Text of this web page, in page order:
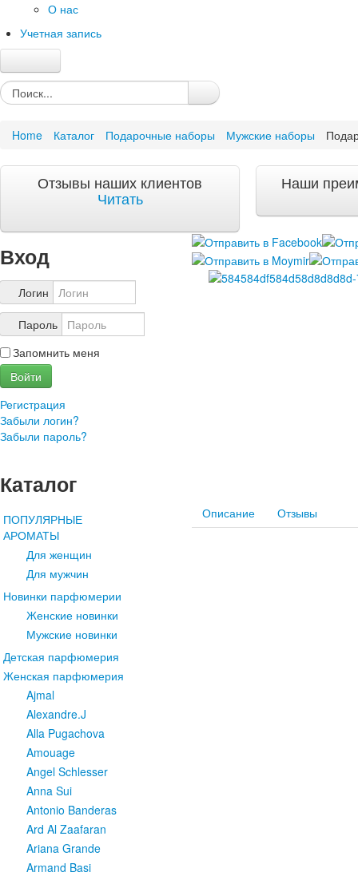
О нас
Учетная запись
Главная
Каталог
Акции и скидки
Доставка и оплата
Доставка и оплата по Москве
ЧаВо
Ответы на часто задаваемые вопросы
О компании
О нас
Учетная запись
Home Каталог Подарочные наборы Мужские наборы
Отзывы наших клиентов
Читать
Наши
Вход
Логин
Пароль
Запомнить меня
Войти
Регистрация
Забыли логин?
Забыли пароль?
Каталог
ПОПУЛЯРНЫЕ
АРОМАТЫ
Для женщин
Для мужчин
Новинки парфюмерии
Женские новинки
Мужские новинки
Детская парфюмерия
Женская парфюмерия
Ajmal
Alexandre.J
Alla Pugachova
Amouage
Angel Schlesser
Anna Sui
Antonio Banderas
Ard Al Zaafaran
Ariana Grande
Armand Basi
Описание Отзывы